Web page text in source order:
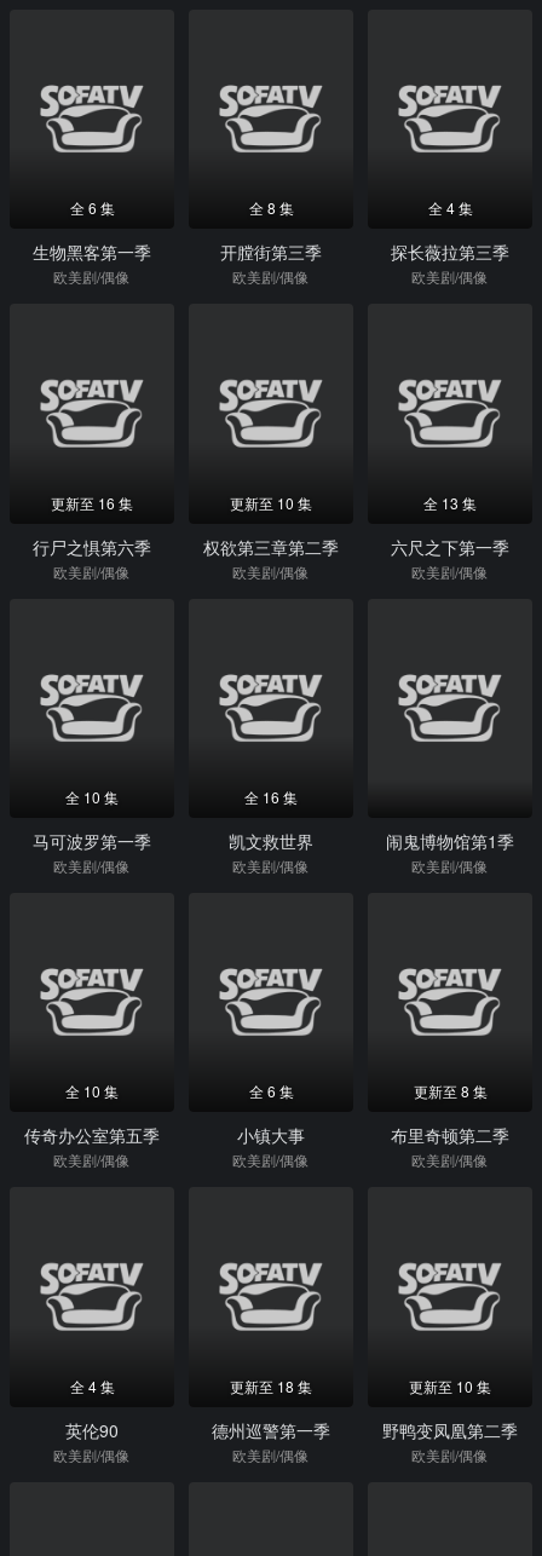
全 6 集
生物黑客第一季
欧美剧/偶像
全 8 集
开膛街第三季
欧美剧/偶像
全 4 集
探长薇拉第三季
欧美剧/偶像
更新至 16 集
行尸之惧第六季
欧美剧/偶像
更新至 10 集
权欲第三章第二季
欧美剧/偶像
全 13 集
六尺之下第一季
欧美剧/偶像
全 10 集
马可波罗第一季
欧美剧/偶像
全 16 集
凯文救世界
欧美剧/偶像
闹鬼博物馆第1季
欧美剧/偶像
全 10 集
传奇办公室第五季
欧美剧/偶像
全 6 集
小镇大事
欧美剧/偶像
更新至 8 集
布里奇顿第二季
欧美剧/偶像
全 4 集
英伦90
欧美剧/偶像
更新至 18 集
德州巡警第一季
欧美剧/偶像
更新至 10 集
野鸭变凤凰第二季
欧美剧/偶像